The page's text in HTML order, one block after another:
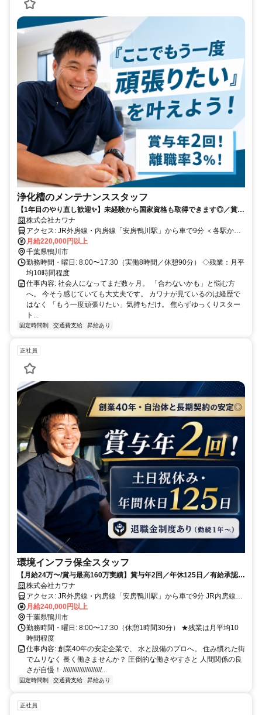
浄化槽のメンテナンススタッフ
【1年目のやり直し歓迎✨】未経験から国家資格も取得できます◎／賞与
年2回／土日祝休み
株式会社カワナ
アクセス: JR外房線・内房線「安房鴨川駅」から車で9分 ＜各駅から
もアクセス良好！＞ JR内房線「太海駅」から車で12分 JR内房線「江
見駅」から車で18分 JR外房線「安房天津駅」から車で20分 JR外房
線「安房小湊駅」から車で25分
月給220,000円以上
千葉県鴨川市
勤務時間・曜日: 8:00〜17:30（実働8時間／休憩90分） ◇残業：月平
均10時間程度
仕事内容: 社会人になってまだ数ヶ月。 「合わないかも」と悩む方
へ。 今そう感じていても大丈夫です。 カワナが見ているのは経歴で
はなく 「もう一度頑張りたい」気持ちだけ。 焦らずゆっくりスター
ト...
固定時間制 交通費支給 昇給あり
正社員
環境インフラ保全スタッフ
【月給24万〜/賞与最高160万実績】賞与年2回／年休125日／有給承認率
ほぼ100％✨20代活躍中／先輩後輩関係なく話し合える居心地の良さが
自慢◎経験・資格を正当評価
株式会社カワナ
アクセス: JR外房線・内房線「安房鴨川駅」から車で9分 JR内房線
「太海駅」から車で12分 JR内房線「江見駅」から車で18分 JR外房
線「安房天津駅」から車で20分 JR外房線「安房小湊駅」から車で25
分 ★車、バイク、自転車通勤OK！駐車場完備！ ★遠方からの引越し
には補助制度あり！まずはご相談ください。
月給240,000円以上
千葉県鴨川市
勤務時間・曜日: 8:00〜17:30（休憩1時間30分） ★残業は月平均10
時間程度
仕事内容: 創業40年の安定企業で、 水と設備のプロへ。 住み慣れた街
でムリなく 長く働きませんか？ 圧倒的な働きやすさと 人間関係の良
さが自慢！ //////////////////////...
固定時間制 交通費支給 昇給あり
正社員